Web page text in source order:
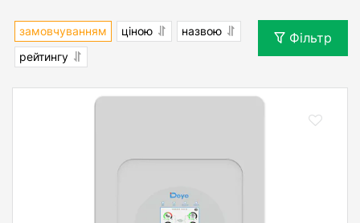
замовчуванням ціною
назвою
рейтингу
Фільтр